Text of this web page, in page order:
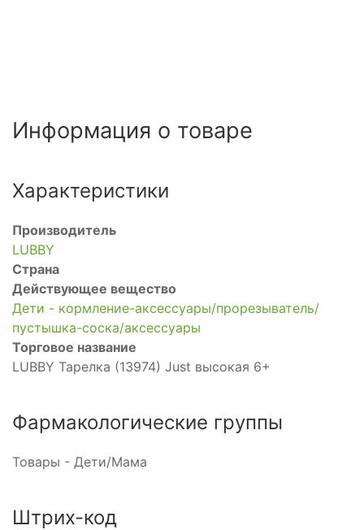
Информация о товаре
Характеристики
Производитель
LUBBY
Страна
Действующее вещество
Дети - кормление-аксессуары/прорезыватель/
пустышка-соска/аксессуары
Торговое название
LUBBY Тарелка (13974) Just высокая 6+
Фармакологические группы
Товары - Дети/Мама
Штрих-код